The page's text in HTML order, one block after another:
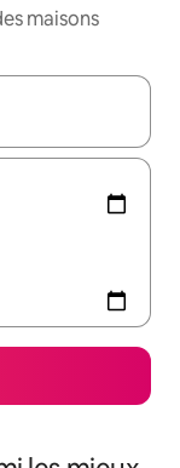
maisons
flèches vers le